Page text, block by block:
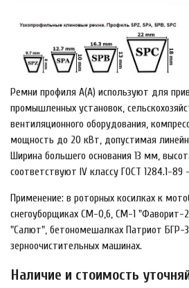
Ремни профиля A(А) используют для
промышленных установок,
вентиляционного оборудования,
мощность до 20 кВт, допустимая
Ширина большего основания 13 мм,
соответствуют IV классу ГОСТ 1284.1-89
Применение: в роторных косилках к
снегоуборщиках СМ-0,6, СМ-1 "Фаворит-
"Салют", бетономешалках Патриот БГР-
зерноочистительных машинах.
Наличие и стоимость